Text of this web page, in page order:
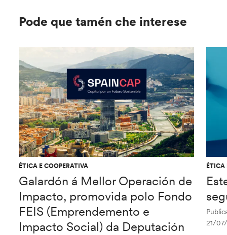
Pode que tamén che interese
ÉTICA E COOPERATIVA
Galardón á Mellor Operación de
Impacto, promovida polo Fondo
FEIS (Emprendemento e
Impacto Social) da Deputación
ÉTICA
21/